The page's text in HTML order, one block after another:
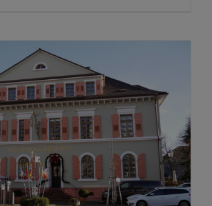
Bären,
Bruchsal
Lackierarbeiten